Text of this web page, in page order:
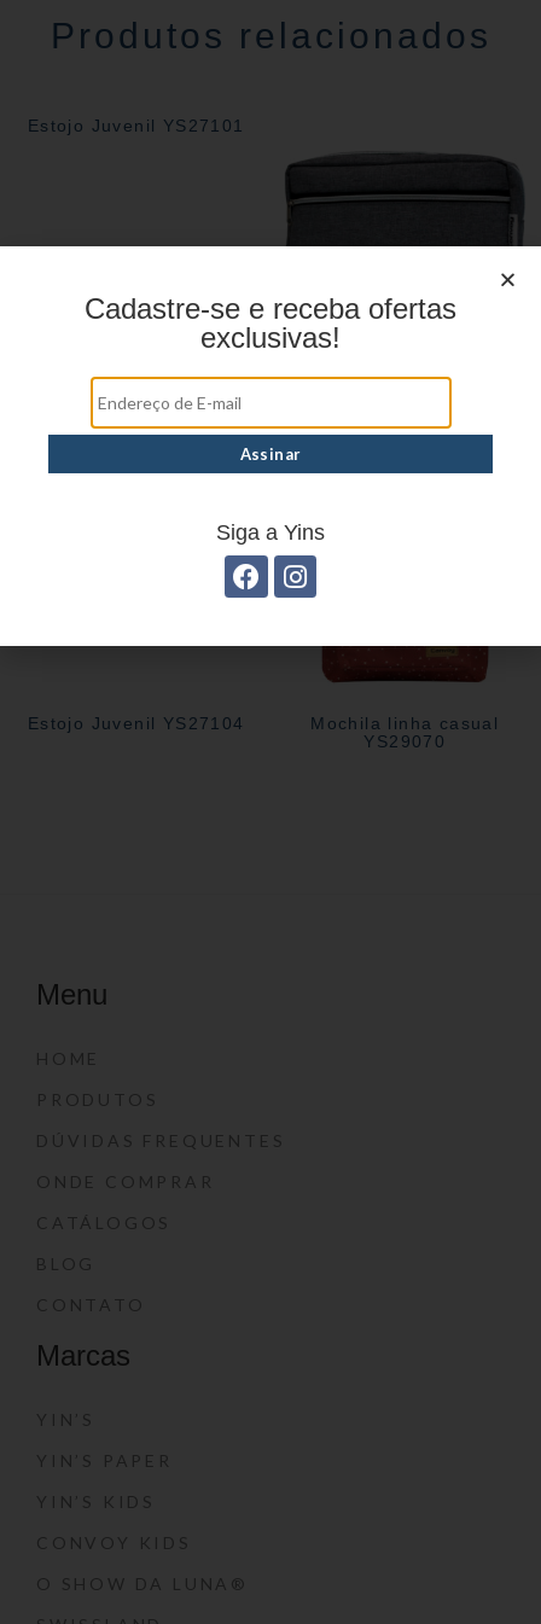
Produtos relacionados
Estojo Juvenil YS27101
Estojo Juvenil YS27106
Estojo Juvenil YS27104
Mochila linha casual
YS29070
Menu
HOME
PRODUTOS
DÚVIDAS FREQUENTES
ONDE COMPRAR
CATÁLOGOS
BLOG
CONTATO
Marcas
YIN’S
YIN’S PAPER
YIN’S KIDS
CONVOY KIDS
O SHOW DA LUNA®
Cadastre-se e receba ofertas
exclusivas!
Siga a Yins